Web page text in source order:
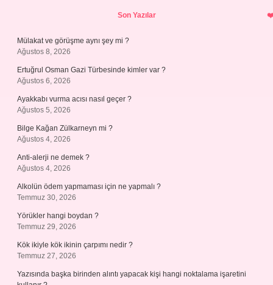
Son Yazılar
Mülakat ve görüşme aynı şey mi ?
Ağustos 8, 2026
Ertuğrul Osman Gazi Türbesinde kimler var ?
Ağustos 6, 2026
Ayakkabı vurma acısı nasıl geçer ?
Ağustos 5, 2026
Bilge Kağan Zülkarneyn mi ?
Ağustos 4, 2026
Anti-alerji ne demek ?
Ağustos 4, 2026
Alkolün ödem yapmaması için ne yapmalı ?
Temmuz 30, 2026
Yörükler hangi boydan ?
Temmuz 29, 2026
Kök ikiyle kök ikinin çarpımı nedir ?
Temmuz 27, 2026
Yazısında başka birinden alıntı yapacak kişi hangi noktalama işaretini